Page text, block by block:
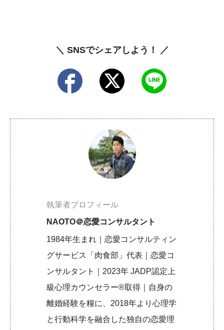
＼ SNSでシェアしよう！ ／
執筆者プロフィール
NAOTO＠恋愛コンサルタント
1984年生まれ｜恋愛コンサルティン
グサービス「肉食部」代表｜恋愛コ
ンサルタント｜2023年 JADP認定上
級心理カウンセラー®取得｜自身の
離婚経験を糧に、2018年より心理学
と行動科学を融合した独自の恋愛理